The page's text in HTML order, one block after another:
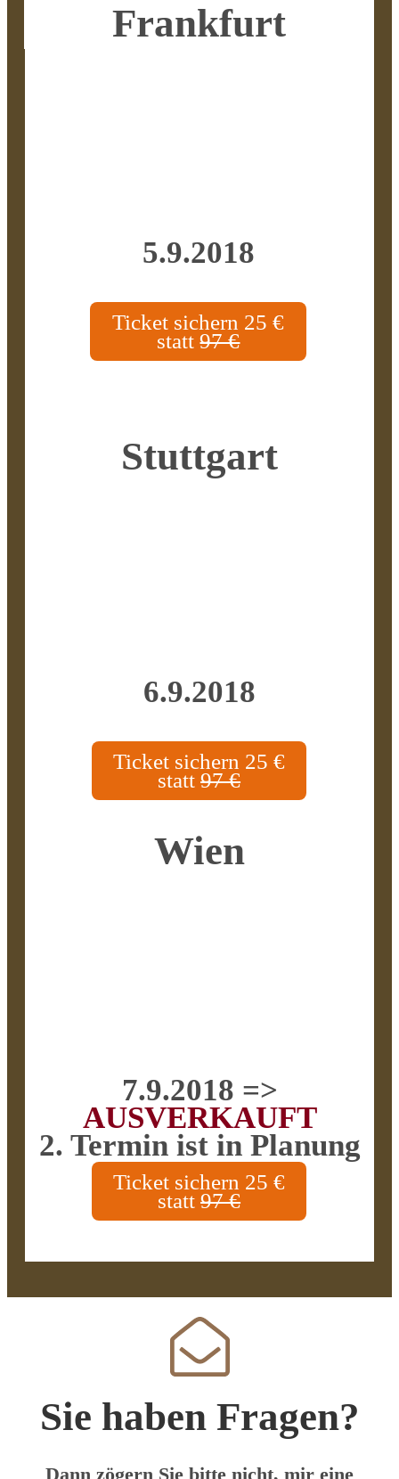
Frankfurt
5.9.2018
Ticket sichern 25 €
statt97 €
Stuttgart
6.9.2018
Ticket sichern 25 €
statt97 €
Wien
7.9.2018 =>
AUSVERKAUFT
2. Termin ist in Planung
Ticket sichern 25 €
statt97 €
Sie haben Fragen?
Dann zögern Sie bitte nicht, mir eine